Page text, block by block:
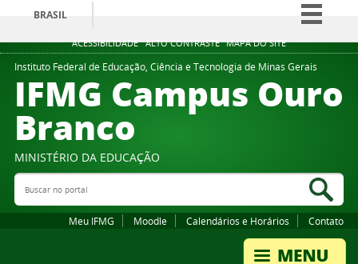
ACESSIBILIDADE ALTO CONTRASTE MAPA DO SITE
BRASIL
Simplifique!
Comunica BR
Participe
Instituto Federal de Educação, Ciência e Tecnologia de Minas Gerais
IFMG Campus Ouro
Branco
MINISTÉRIO DA EDUCAÇÃO
Buscar no portal
Meu IFMG Moodle Calendários e Horários Contato